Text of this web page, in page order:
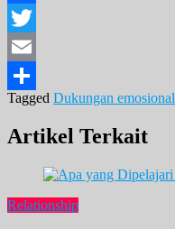
Facebook
Twitter
Email
Share
Tagged Dukungan emosional
Artikel Terkait
Relationship